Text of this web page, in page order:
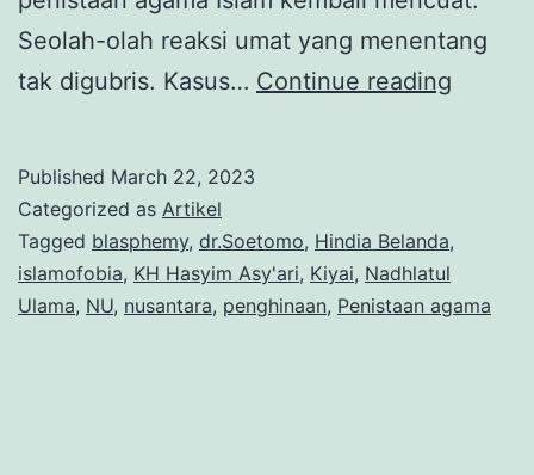
Seolah-olah reaksi umat yang menentang
tak digubris. Kasus… Continue reading
Agama
Published March 22, 2023
Categorized as Artikel
Tagged blasphemy, dr.Soetomo, Hindia Belanda,
islamofobia, KH Hasyim Asy'ari, Kiyai, Nadhlatul
Ulama, NU, nusantara, penghinaan, Penistaan agama